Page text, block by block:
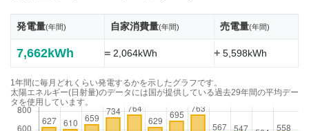
発電量(年間) 自家消費量(年間) 売電量(年間)
7,662kWh =2,064kWh +5,598kWh
1年間に毎月どれくらい発電するかを示したグラフです。
太陽エネルギー(日射量)のデータには国が提供している過去29年間の平均デー
タを使用しています。